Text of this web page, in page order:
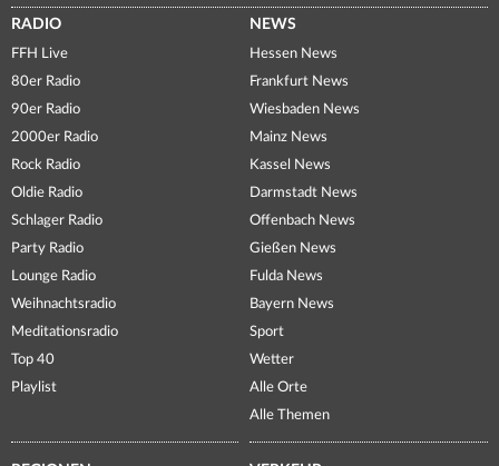
RADIO
FFH Live
80er Radio
90er Radio
2000er Radio
Rock Radio
Oldie Radio
Schlager Radio
Party Radio
Lounge Radio
Weihnachtsradio
Meditationsradio
Top 40
Playlist
NEWS
Hessen News
Frankfurt News
Wiesbaden News
Mainz News
Kassel News
Darmstadt News
Offenbach News
Gießen News
Fulda News
Bayern News
Sport
Wetter
Alle Orte
Alle Themen